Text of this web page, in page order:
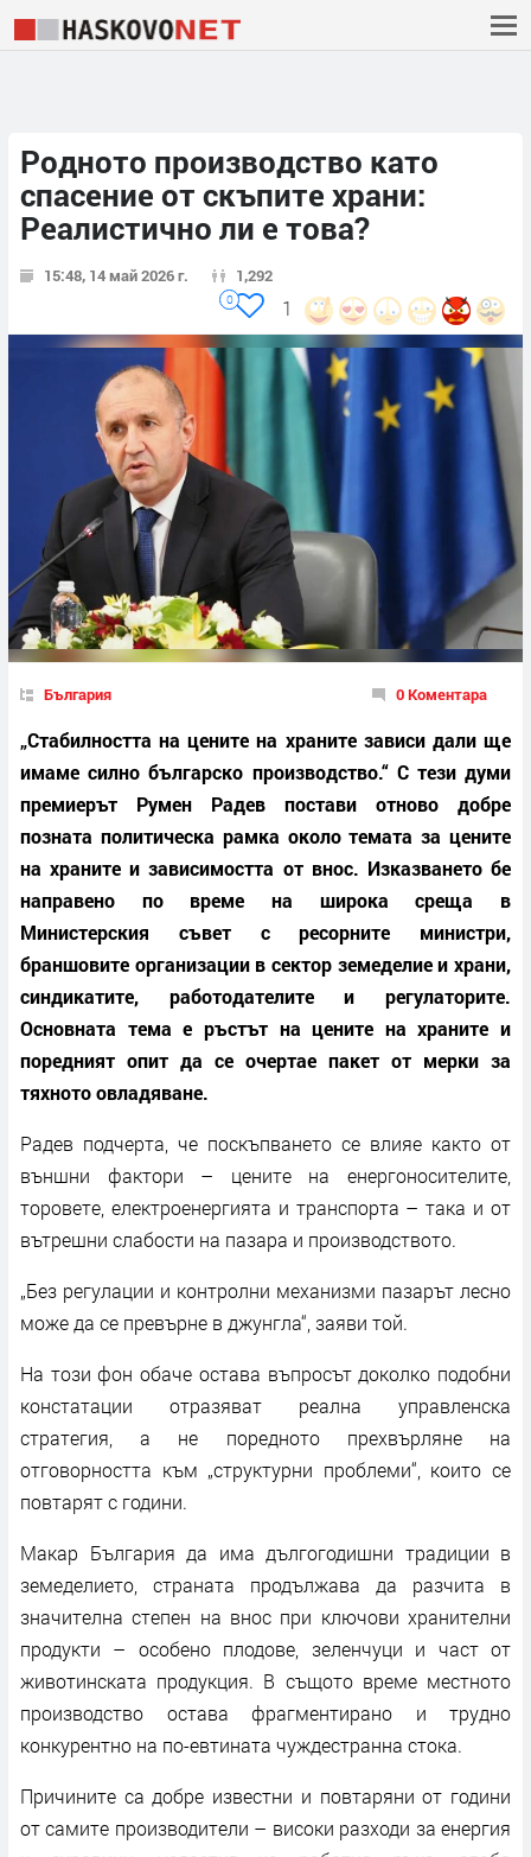
Родното производство като
спасение от скъпите храни:
Реалистично ли е това?
15:48, 14 май 2026 г. 1,292
1
0
България 0 Коментара
„Стабилността на цените на храните зависи дали ще
имаме силно българско производство.“ С тези думи
премиерът Румен Радев постави отново добре
позната политическа рамка около темата за цените
на храните и зависимостта от внос. Изказването бе
направено по време на широка среща в
Министерския съвет с ресорните министри,
браншовите организации в сектор земеделие и храни,
синдикатите, работодателите и регулаторите.
Основната тема е ръстът на цените на храните и
поредният опит да се очертае пакет от мерки за
тяхното овладяване.
Радев подчерта, че поскъпването се влияе както от
външни фактори – цените на енергоносителите,
торовете, електроенергията и транспорта – така и от
вътрешни слабости на пазара и производството.
„Без регулации и контролни механизми пазарът лесно
може да се превърне в джунгла“, заяви той.
На този фон обаче остава въпросът доколко подобни
констатации отразяват реална управленска
стратегия, а не поредното прехвърляне на
отговорността към „структурни проблеми“, които се
повтарят с години.
Макар България да има дългогодишни традиции в
земеделието, страната продължава да разчита в
значителна степен на внос при ключови хранителни
продукти – особено плодове, зеленчуци и част от
животинската продукция. В същото време местното
производство остава фрагментирано и трудно
конкурентно на по-евтината чуждестранна стока.
Причините са добре известни и повтаряни от години
от самите производители – високи разходи за енергия